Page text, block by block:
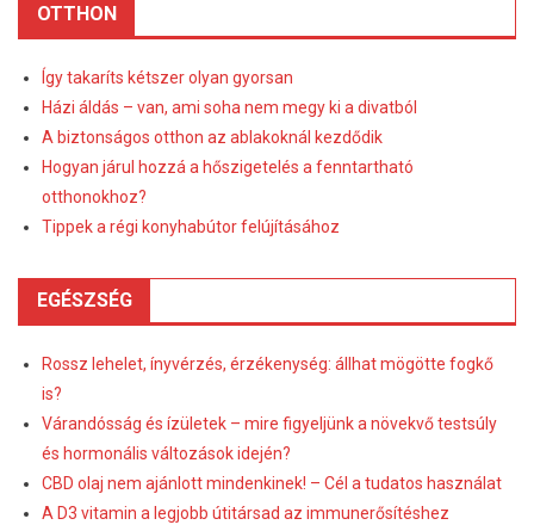
OTTHON
Így takaríts kétszer olyan gyorsan
Házi áldás – van, ami soha nem megy ki a divatból
A biztonságos otthon az ablakoknál kezdődik
Hogyan járul hozzá a hőszigetelés a fenntartható
otthonokhoz?
Tippek a régi konyhabútor felújításához
EGÉSZSÉG
Rossz lehelet, ínyvérzés, érzékenység: állhat mögötte fogkő
is?
Várandósság és ízületek – mire figyeljünk a növekvő testsúly
és hormonális változások idején?
CBD olaj nem ajánlott mindenkinek! – Cél a tudatos használat
A D3 vitamin a legjobb útitársad az immunerősítéshez